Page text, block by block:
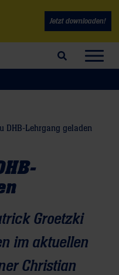
Jetzt downloaden!
Suchfeld öffnen
DHB-Lehrgang geladen
Groetzki
im aktuellen
Christian